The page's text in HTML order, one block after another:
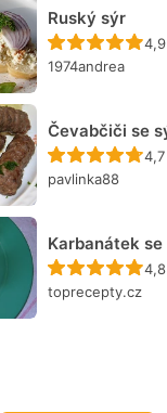
Ruský sýr
4,9
1974andrea
Čevabčiči se
4,7
pavlinka88
Karbanátek
4,8
toprecepty.cz